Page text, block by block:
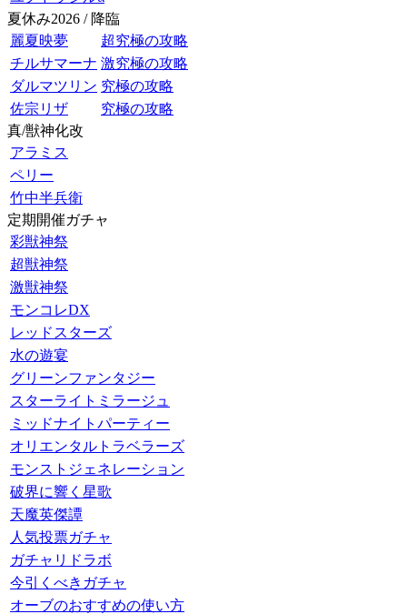
夏休み2026 / 降臨
麗夏映夢
超究極の攻略
チルサマーナ 激究極の攻略
ダルマツリン 究極の攻略
佐宗リザ
究極の攻略
真/獣神化改
アラミス
ペリー
竹中半兵衛
定期開催ガチャ
彩獣神祭
超獣神祭
激獣神祭
モンコレDX
レッドスターズ
水の遊宴
グリーンファンタジー
スターライトミラージュ
ミッドナイトパーティー
オリエンタルトラベラーズ
モンストジェネレーション
破界に響く星歌
天魔英傑譚
人気投票ガチャ
ガチャリドラボ
今引くべきガチャ
オーブのおすすめの使い方